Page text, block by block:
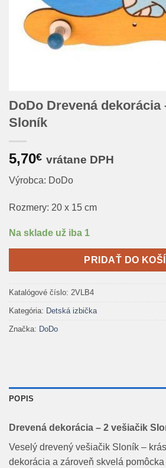
DoDo Drevená dekorácia
Sloník
5,70€ vrátane DPH
Výrobca: DoDo
Rozmery: 20 x 15 cm
Na sklade už iba 1
PRIDAŤ DO
Katalógové číslo: 2VLB4
Kategória: Detská izbička
Značka: DoDo
POPIS
Drevená dekorácia – 2 vešiačik
Veselý drevený vešiačik Sloník –
dekorácia a zároveň skvelá